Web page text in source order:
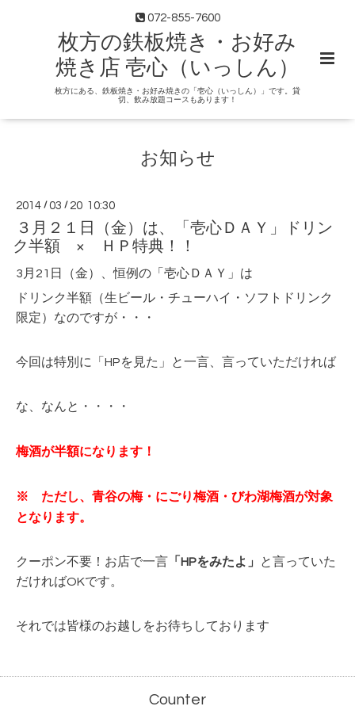
072-855-7600
枚方の鉄板焼き・お好み
焼き店 壱心（いっしん）
枚方にある、鉄板焼き・お好み焼きの「壱心（いっしん）」です。貸
切、飲み放題コースもあります！
お知らせ
2014 /03 / 20 10:30
３月２１日（金）は、「壱心ＤＡＹ」ドリン
ク半額 × ＨＰ特典！！
3月21日（金）、恒例の「壱心ＤＡＹ」は
ドリンク半額（生ビール・チューハイ・ソフトドリンク
限定）なのですが・・・
今回は特別に「HPを見た」と一言、言っていただければ
な、なんと・・・・
梅酒が半額になります！
※ ただし、青谷の梅・にごり梅酒・びわ湖梅酒が対象
となります。
クーポン不要！お店で一言 「HPをみたよ」
と言っていた
だければOKです。
それでは皆様のお越しをお待ちしております
Counter